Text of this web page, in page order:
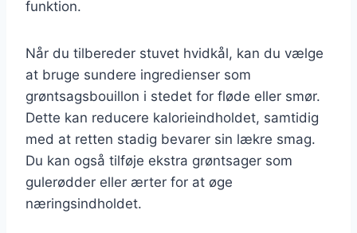
funktion.
Når du tilbereder stuvet hvidkål, kan du vælge
at bruge sundere ingredienser som
grøntsagsbouillon i stedet for fløde eller smør.
Dette kan reducere kalorieindholdet, samtidig
med at retten stadig bevarer sin lækre smag.
Du kan også tilføje ekstra grøntsager som
gulerødder eller ærter for at øge
næringsindholdet.